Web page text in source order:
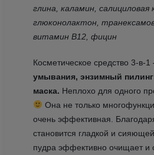
глина, каламин, салициловая
глюконолактон,
витамин В12, фицин
Косметическое средство 3-в-
умывания, энзимный
маска. Неплохо для одного
Она не только
очень эффективная.
становится гладкой и
пудра эффективно очищает и